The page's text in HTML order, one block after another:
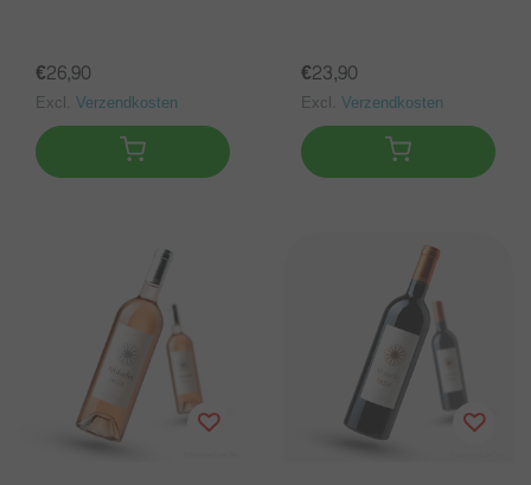
€26,90
Excl. Verzendkosten
€23,90
Excl. Verzendkosten